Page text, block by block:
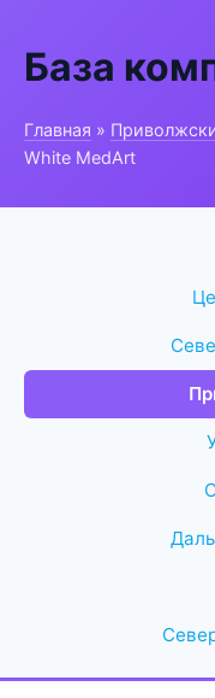
База
Главная »
White MedArt